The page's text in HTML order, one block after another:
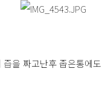
을 짜고난후 좁은통에